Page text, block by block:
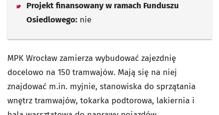
Projekt finansowany w ramach Funduszu
Osiedlowego: nie
MPK Wrocław zamierza wybudować zajezdnię
docelowo na 150 tramwajów. Mają się na niej
znajdować m.in. myjnie, stanowiska do sprzątania
wnętrz tramwajów, tokarka podtorowa, lakiernia i